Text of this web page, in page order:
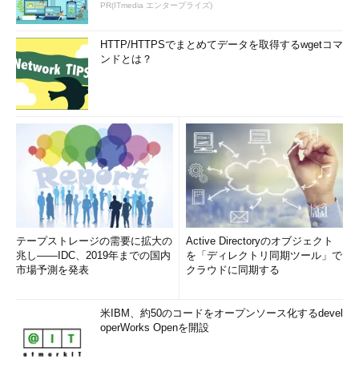
PR(ITmedia エンタープライズ)
HTTP/HTTPSでまとめてデータを取得するwgetコマ
ンドとは？
テープストレージの需要に拡大の
兆し――IDC、2019年までの国内
市場予測を発表
Active Directoryのオブジェクト
を「ディレクトリ同期ツール」で
クラウドに同期する
米IBM、約50のコードをオープンソース化するdevel
operWorks Openを開設